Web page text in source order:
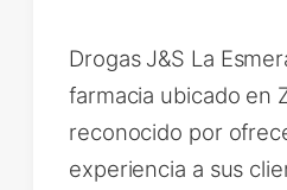
Drogas J&S La
farmacia ubicado en
reconocido por
experiencia a sus